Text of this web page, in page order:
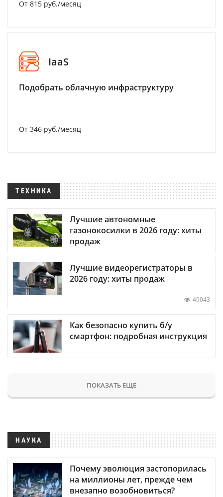
От 815 руб./месяц
IaaS
Подобрать облачную инфраструктуру
От 346 руб./месяц
ТЕХНИКА
Лучшие автономные
газонокосилки в 2026 году: хиты
продаж
Лучшие видеорегистраторы в
2026 году: хиты продаж
49043
Как безопасно купить б/у
смартфон: подробная инструкция
ПОКАЗАТЬ ЕЩЕ
НАУКА
Почему эволюция застопорилась
на миллионы лет, прежде чем
внезапно возобновиться?